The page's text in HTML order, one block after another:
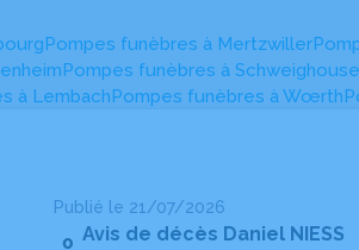
Pompes funèbres à Mertzwiller
Pompes funèbres à
à LembachPompes funèbres à Wœrth
Publié le 21/07/2026
Avis de décès Daniel NIESS